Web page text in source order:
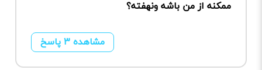
ممکنه از من باشه ونهفته؟
مشاهده ۳ پاسخ